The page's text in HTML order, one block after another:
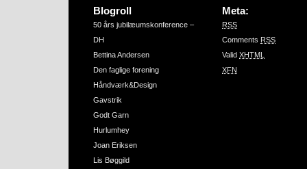
Blogroll
50 års jubilæumskonference –
DH
Bettina Andersen
Den faglige forening
Håndværk&Design
Gavstrik
Godt Garn
Hurlumhey
Joan Eriksen
Lis Bøggild
Meta:
RSS
Comments RSS
Valid XHTML
XFN